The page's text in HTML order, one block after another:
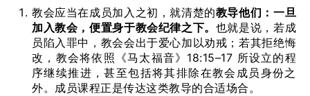
教会应当在成员加入之初，就清楚的教导他们：一旦
加入教会，便置身于教会纪律之下。 也就是说，若成
员陷入罪中，教会会出于爱心加以劝戒；若其拒绝悔
改，教会将依照《马太福音》18:15–17 所设立的程
序继续推进，甚至包括将其排除在教会成员身份之
外。成员课程正是传达这类教导的合适场合。